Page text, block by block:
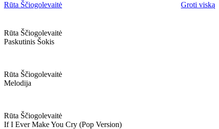
Rūta Ščiogolevaitė
Groti viską
Rūta Ščiogolevaitė
Paskutinis Šokis
Rūta Ščiogolevaitė
Melodija
Rūta Ščiogolevaitė
If I Ever Make You Cry (pop Version)